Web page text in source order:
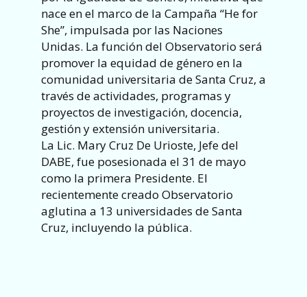
nace en el marco de la Campaña “He for
She”, impulsada por las Naciones
Unidas. La función del Observatorio será
promover la equidad de género en la
comunidad universitaria de Santa Cruz, a
través de actividades, programas y
proyectos de investigación, docencia,
gestión y extensión universitaria.
La Lic. Mary Cruz De Urioste, Jefe del
DABE, fue posesionada el 31 de mayo
como la primera Presidente. El
recientemente creado Observatorio
aglutina a 13 universidades de Santa
Cruz, incluyendo la pública.